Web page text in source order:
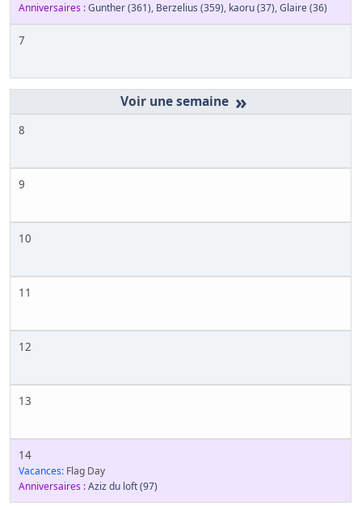
Anniversaires :Gunther(361), Berzelius (359), kaoru(37),Glaire(36)
7
»
8
9
10
11
12
13
14
Vacances: Flag Day
Anniversaires :Aziz du loft(97)